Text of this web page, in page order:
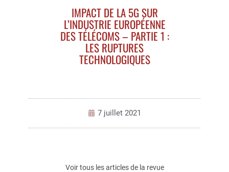
IMPACT DE LA 5G SUR
L’INDUSTRIE EUROPÉENNE
DES TÉLÉCOMS – PARTIE 1 :
LES RUPTURES
TECHNOLOGIQUES
7 juillet 2021
Voir tous les articles de la revue